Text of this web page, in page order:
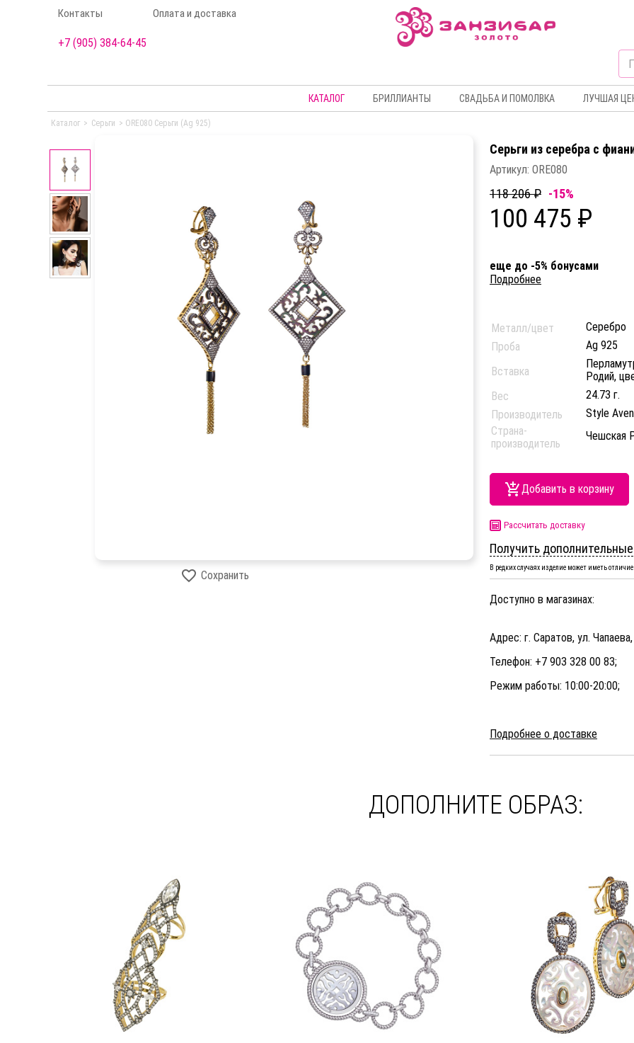
Контакты Оплата и доставка
+7 (905) 384-64-45
КАТАЛОГ БРИЛЛИАНТЫ СВАДЬБА И ПОМОЛВКА ЛУЧШАЯ
Каталог > Серьги > ORE080 Серьги (Ag 925)
Сохранить
Серьги из серебра c
Артикул: ORE080
118 206 ₽ -15%
100 475 ₽
еще до -5% бонусами
Подробнее
Металл/цвет
Серебро
Проба
Ag 925
Вставка
Родий,
Вес
24.73 г.
Производитель
Style
Страна-
производитель
Чешская
Добавить в корзину
Рассчитать доставку
Получить
В редких случаях изделие может иметь
Доступно в магазинах:
Адрес: г. Саратов, ул.
Телефон: +7 903 328 00 83;
Режим работы: 10:00-20:00;
Подробнее о доставке
ДОПОЛНИТЕ ОБРАЗ: